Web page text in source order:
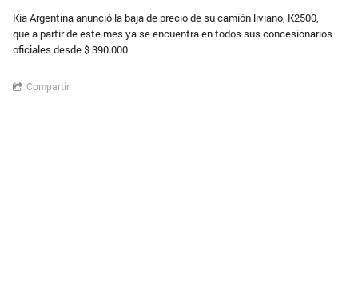
Kia Argentina anunció la baja de precio de su camión liviano, K2500,
que a partir de este mes ya se encuentra en todos sus concesionarios
oficiales desde $ 390.000.
Compartir